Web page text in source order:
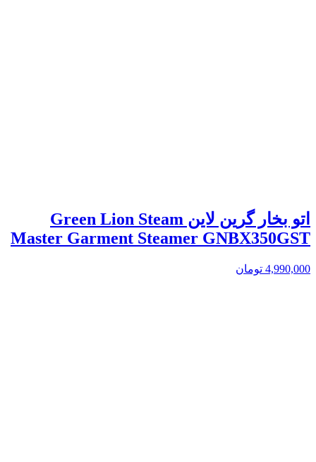
اتو بخار گرین لاین Green Lion Steam
Master Garment Steamer GNBX350GST
4,990,000 تومان